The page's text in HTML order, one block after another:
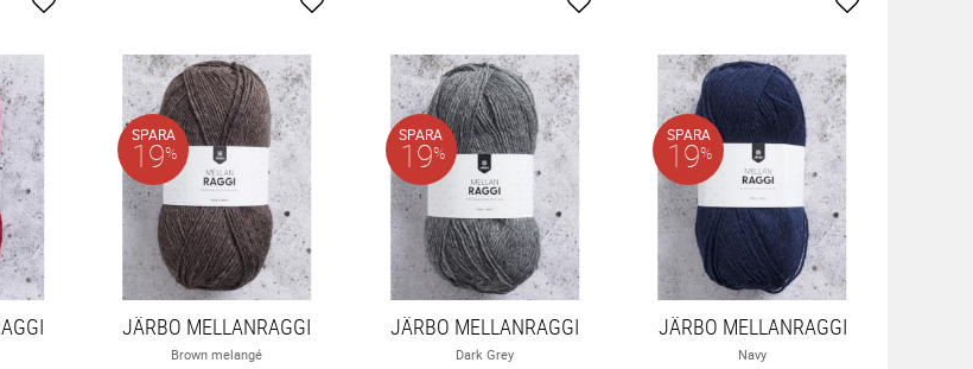
Lägg till i favoriter Lägg till i favoriter Lägg till i favoriter Lägg till i
JÄRBO MELLANRAGGI
Brown melangé
SPARA
19%
JÄRBO MELLANRAGGI
Dark Grey
SPARA
19%
JÄRBO MELLANRAGGI
Navy
SPARA
19%